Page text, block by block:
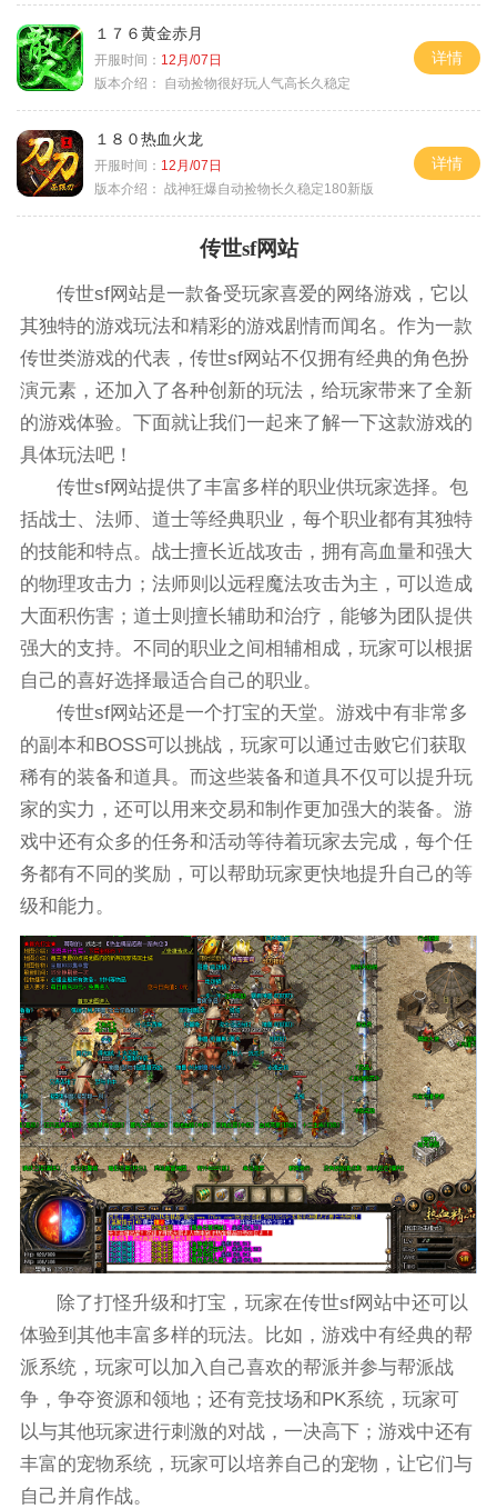
１７６黄金赤月
开服时间： 12月/07日
版本介绍：
自动捡物很好玩人气高长久稳定
详情
１８０热血火龙
开服时间： 12月/07日
版本介绍： 战神狂爆自动捡物长久稳定180新版
详情
传世sf网站
传世sf网站是一款备受玩家喜爱的网络游戏，它以
其独特的游戏玩法和精彩的游戏剧情而闻名。作为一款
传世类游戏的代表，传世sf网站不仅拥有经典的角色扮
演元素，还加入了各种创新的玩法，给玩家带来了全新
的游戏体验。下面就让我们一起来了解一下这款游戏的
具体玩法吧！
传世sf网站提供了丰富多样的职业供玩家选择。包
括战士、法师、道士等经典职业，每个职业都有其独特
的技能和特点。战士擅长近战攻击，拥有高血量和强大
的物理攻击力；法师则以远程魔法攻击为主，可以造成
大面积伤害；道士则擅长辅助和治疗，能够为团队提供
强大的支持。不同的职业之间相辅相成，玩家可以根据
自己的喜好选择最适合自己的职业。
传世sf网站还是一个打宝的天堂。游戏中有非常多
的副本和BOSS可以挑战，玩家可以通过击败它们获取
稀有的装备和道具。而这些装备和道具不仅可以提升玩
家的实力，还可以用来交易和制作更加强大的装备。游
戏中还有众多的任务和活动等待着玩家去完成，每个任
务都有不同的奖励，可以帮助玩家更快地提升自己的等
级和能力。
除了打怪升级和打宝，玩家在传世sf网站中还可以
体验到其他丰富多样的玩法。比如，游戏中有经典的帮
派系统，玩家可以加入自己喜欢的帮派并参与帮派战
争，争夺资源和领地；还有竞技场和PK系统，玩家可
以与其他玩家进行刺激的对战，一决高下；游戏中还有
丰富的宠物系统，玩家可以培养自己的宠物，让它们与
自己并肩作战。